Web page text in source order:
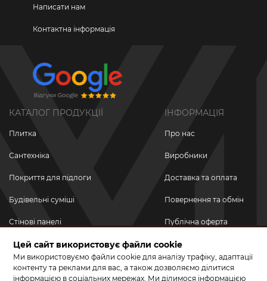
Написати нам
Контактна інформація
КАТАЛОГ ПРОДУКЦІЇ
Плитка
Сантехніка
Покриття для підлоги
Будівельні суміші
Стінові панелі
Новинки
Акційні товари
ІНФОРМАЦІЯ
Про нас
Виробники
Доставка та оплата
Повернення та обмін
Публічна оферта
Політика
конфіденційності
Цей сайт використовує файли cookie
Ми використовуємо файли cookie для аналізу трафіку, адаптації
контенту та реклами для вас, а також дозволяємо ділитися
інформацією в соціальних мережах. Ми ділимося інформацією